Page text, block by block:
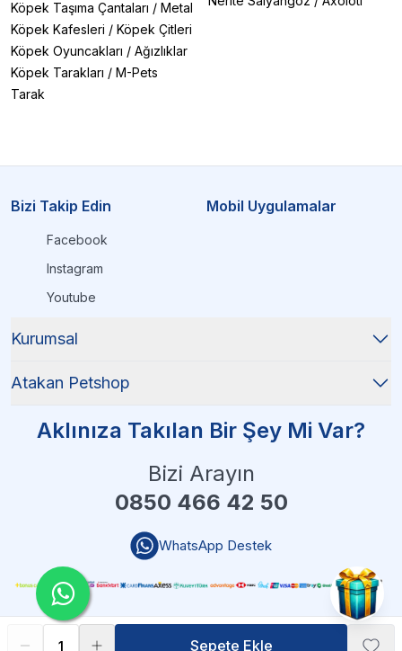
Sepete Ekle
Sepete Ekle
Köpek Taşıma Çantaları / Metal
Köpek Kafesleri / Köpek Çitleri
Köpek Oyuncakları / Ağızlıklar
Köpek Tarakları / M-Pets
Tarak
Bizi Takip Edin
Facebook
Instagram
Youtube
Mobil Uygulamalar
Kurumsal
Atakan Petshop
Aklınıza Takılan Bir Şey Mi Var?
Bizi Arayın
0850 466 42 50
WhatsApp Destek